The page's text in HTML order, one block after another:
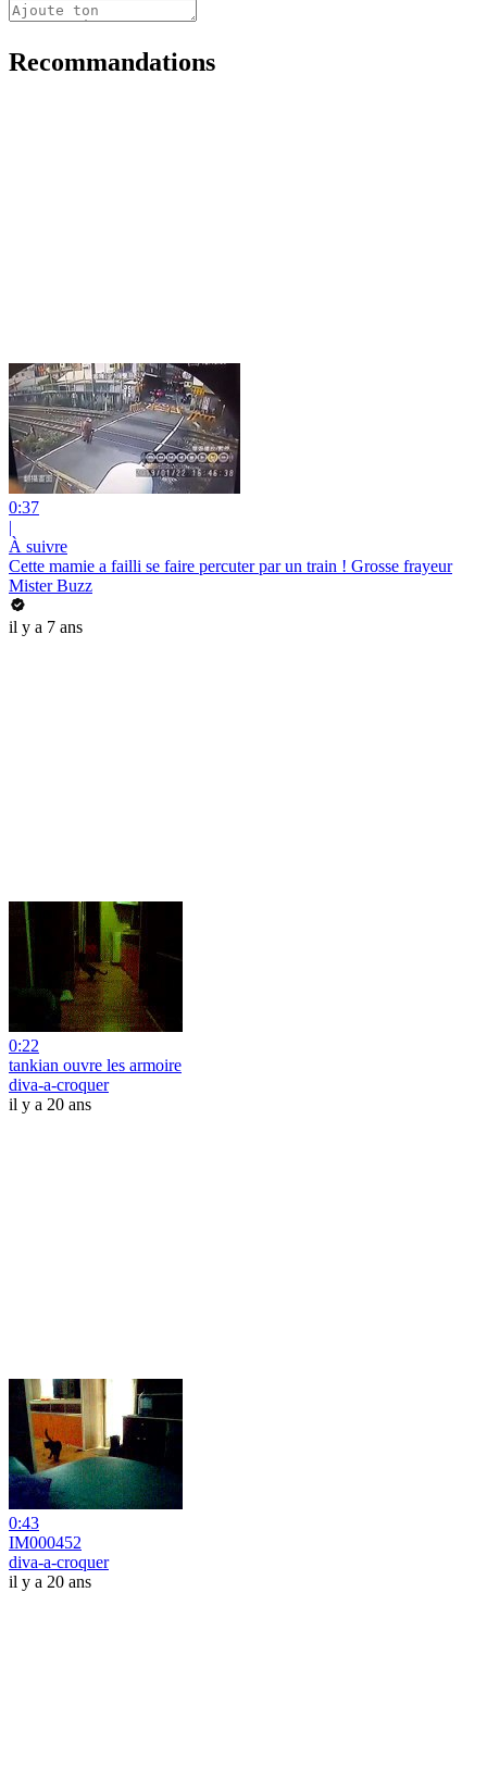
Recommandations
0:37
|
À suivre
Cette mamie a failli se faire percuter par un train ! Grosse frayeur
Mister Buzz
il y a 7 ans
0:22
tankian ouvre les armoire
diva-a-croquer
il y a 20 ans
0:43
IM000452
diva-a-croquer
il y a 20 ans